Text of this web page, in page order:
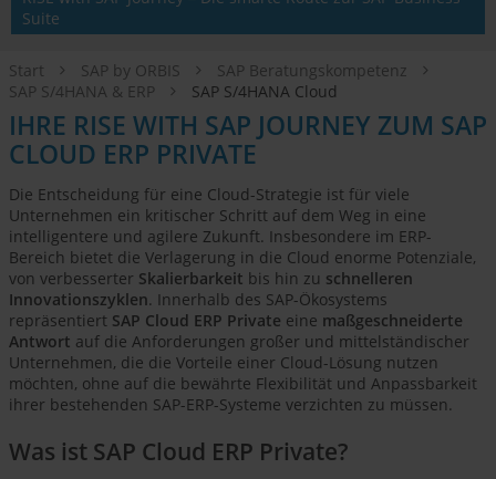
Suite
Start SAP by ORBIS
SAP Beratungskompetenz
SAP S/4HANA & ERP
SAP S/4HANA Cloud
IHRE RISE WITH SAP JOURNEY ZUM SAP
CLOUD ERP PRIVATE
Die Entscheidung für eine Cloud-Strategie ist für viele
Unternehmen ein kritischer Schritt auf dem Weg in eine
intelligentere und agilere Zukunft. Insbesondere im ERP-
Bereich bietet die Verlagerung in die Cloud enorme Potenziale,
von verbesserter Skalierbarkeit bis hin zu schnelleren
Innovationszyklen. Innerhalb des SAP-Ökosystems
repräsentiert SAP Cloud ERP Private eine maßgeschneiderte
Antwort auf die Anforderungen großer und mittelständischer
Unternehmen, die die Vorteile einer Cloud-Lösung nutzen
möchten, ohne auf die bewährte Flexibilität und Anpassbarkeit
ihrer bestehenden SAP-ERP-Systeme verzichten zu müssen.
Was ist SAP Cloud ERP Private?